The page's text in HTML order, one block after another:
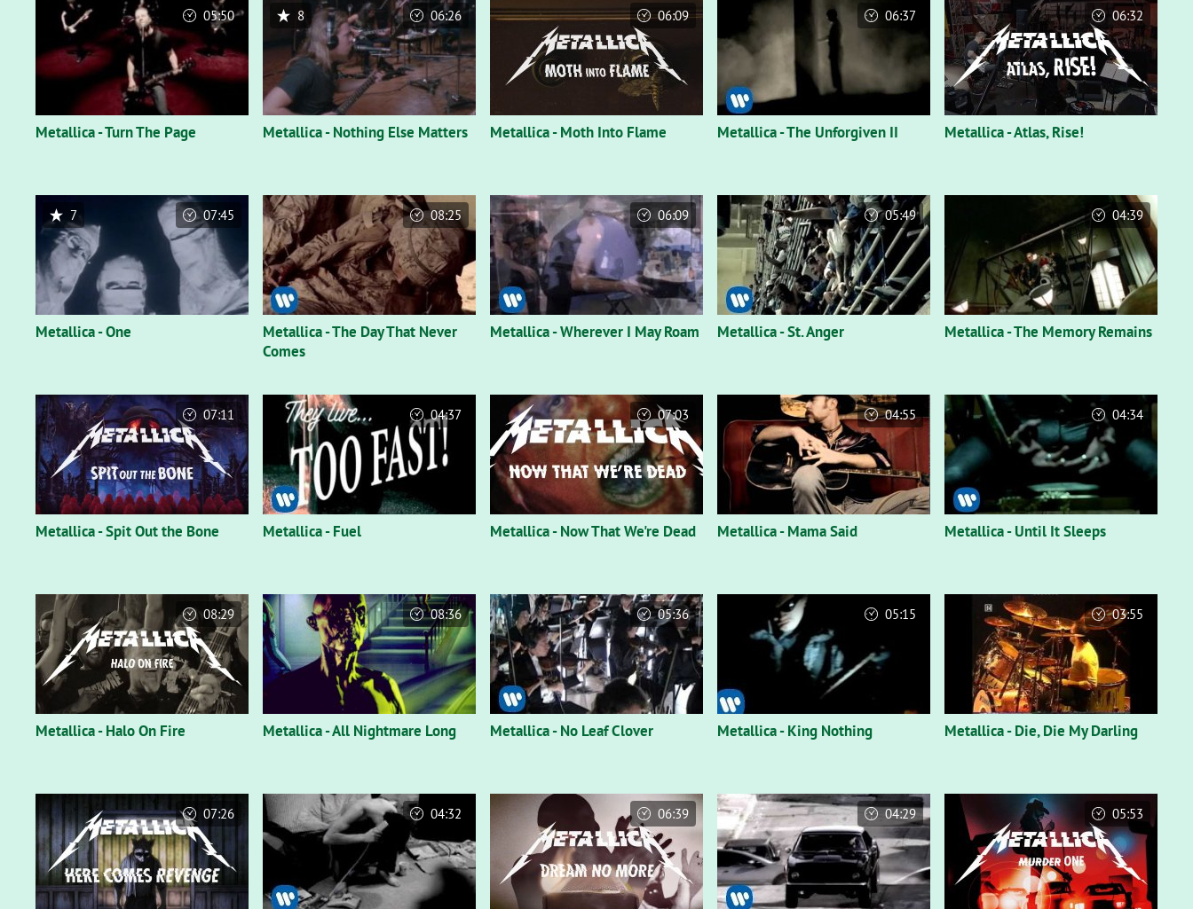
Metallica - Turn The Page
05:50
Metallica - Nothing Else Matters
8 06:26
Metallica - Moth Into Flame
06:09
Metallica - The Unforgiven II
06:37
Metallica - Atlas, Rise!
06:32
Metallica - One
7 07:45
Metallica - The Day That Never
Comes
08:25
Metallica - Wherever I May Roam
06:09
Metallica - St. Anger
05:49
Metallica - The Memory Remains
04:39
Metallica - Spit Out the Bone
07:11
Metallica - Fuel
04:37
Metallica - Now That We're Dead
07:03
Metallica - Mama Said
04:55
Metallica - Until It Sleeps
04:34
Metallica - Halo On Fire
08:29
Metallica - All Nightmare Long
08:36
Metallica - No Leaf Clover
05:36
Metallica - King Nothing
05:15
Metallica - Die, Die My Darling
03:55
07:26 04:32 06:39 04:29 05:53